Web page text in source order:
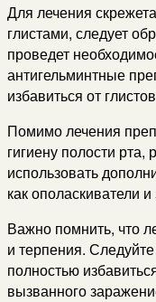
Для лечения
глистами, следует
проведет
антигельминтные
избавиться от
Помимо лечения
гигиену полости рта,
использовать
как ополаскиватели
Важно помнить, что
и терпения.
полностью
вызванного